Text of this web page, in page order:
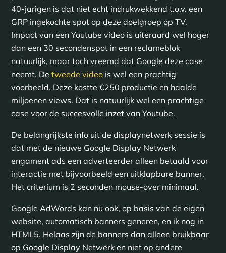
40-jarigen is dat niet echt indrukwekkend t.o.v. een
GRP ingekochte spot op deze doelgroep op TV.
Impact van een Youtube video is uiteraard wel hoger
dan een 30 secondenspot in een reclameblok
natuurlijk, maar toch vreemd dat Google deze case
neemt. De tweede videois wel een prachtig
voorbeeld. Deze kostte €250 productie en haalde
miljoenen views. Dat is natuurlijk wel een prachtige
case voor de succesvolle inzet van Youtube.
De belangrijkste info uit de displaynetwerk sessie is
dat met de nieuwe Google Display Netwerk
engament ads een adverteerder alleen betaald voor
interactie met bijvoorbeeld een uitklapbare banner.
Het criterium is 2 seconden mouse-over minimaal.
Google AdWords kan nu ook, op basis van de eigen
website, automatisch banners generen, en ik nog in
HTML5. Helaas zijn de banners dan alleen bruikbaar
op Google Display Netwerk en niet op andere